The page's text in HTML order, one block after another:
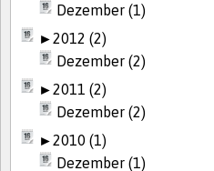
Dezember (1)
►2012 (2)
Dezember (2)
►2011 (2)
Dezember (2)
►2010 (1)
Dezember (1)